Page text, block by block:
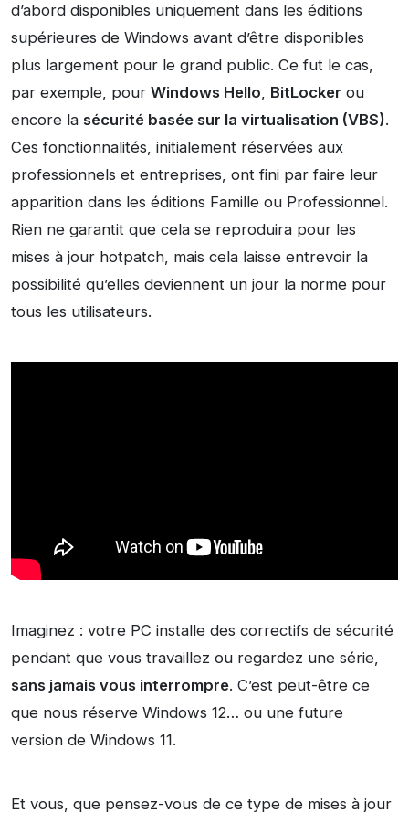
d’abord disponibles uniquement dans les éditions
supérieures de Windows avant d’être disponibles
plus largement pour le grand public. Ce fut le cas,
par exemple, pour Windows Hello, BitLocker ou
encore la sécurité basée sur la virtualisation (VBS).
Ces fonctionnalités, initialement réservées aux
professionnels et entreprises, ont fini par faire leur
apparition dans les éditions Famille ou Professionnel.
Rien ne garantit que cela se reproduira pour les
mises à jour hotpatch, mais cela laisse entrevoir la
possibilité qu’elles deviennent un jour la norme pour
tous les utilisateurs.
Imaginez : votre PC installe des correctifs de sécurité
pendant que vous travaillez ou regardez une série,
sans jamais vous interrompre. C’est peut-être ce
que nous réserve Windows 12… ou une future
version de Windows 11.
Et vous, que pensez-vous de ce type de mises à jour